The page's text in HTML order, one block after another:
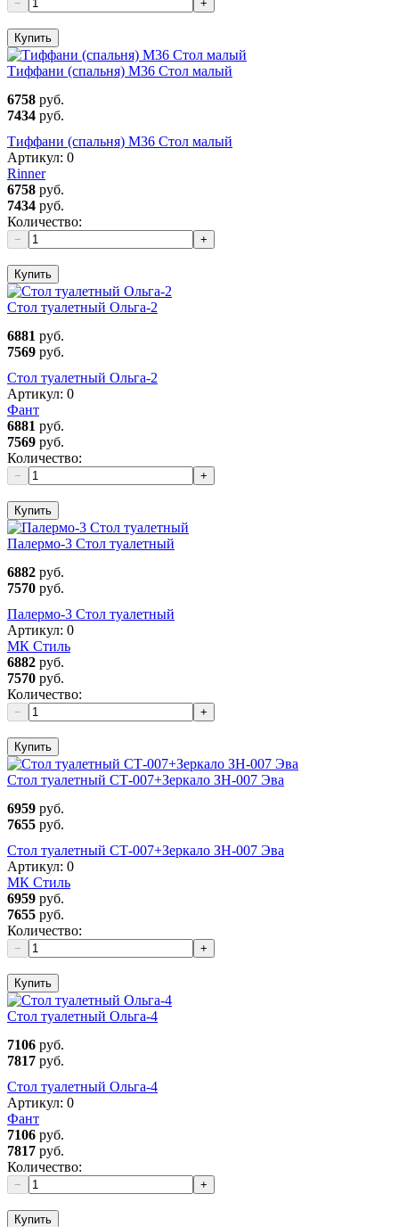
− +
Купить
Тиффани (спальня) М36 Стол малый
6758 руб.
7434 руб.
Тиффани (спальня) М36 Стол малый
Артикул: 0
Rinner
6758 руб.
7434 руб.
Количество:
− +
Купить
Стол туалетный Ольга-2
6881 руб.
7569 руб.
Стол туалетный Ольга-2
Артикул: 0
Фант
6881 руб.
7569 руб.
Количество:
− +
Купить
Палермо-3 Стол туалетный
6882 руб.
7570 руб.
Палермо-3 Стол туалетный
Артикул: 0
МК Стиль
6882 руб.
7570 руб.
Количество:
− +
Купить
Стол туалетный СТ-007+Зеркало ЗН-007 Эва
6959 руб.
7655 руб.
Стол туалетный СТ-007+Зеркало ЗН-007 Эва
Артикул: 0
МК Стиль
6959 руб.
7655 руб.
Количество:
− +
Купить
Стол туалетный Ольга-4
7106 руб.
7817 руб.
Стол туалетный Ольга-4
Артикул: 0
Фант
7106 руб.
7817 руб.
Количество:
− +
Купить